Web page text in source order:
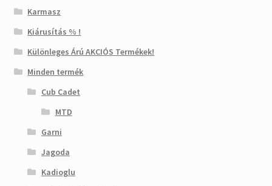
Karmasz
Kiárusítás % !
Különleges Árú AKCIÓS Termékek!
Minden termék
Cub Cadet
MTD
Garni
Jagoda
Kadioglu